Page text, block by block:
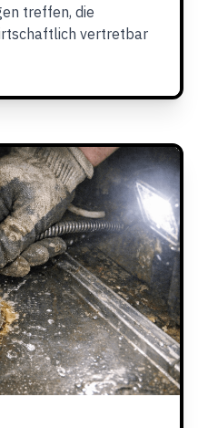
treffen, die
vertretbar